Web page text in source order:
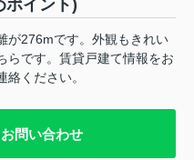
ポイント)
が276mです。外観もきれい
らです。賃貸戸建て情報をお
ください。
問い合わせ